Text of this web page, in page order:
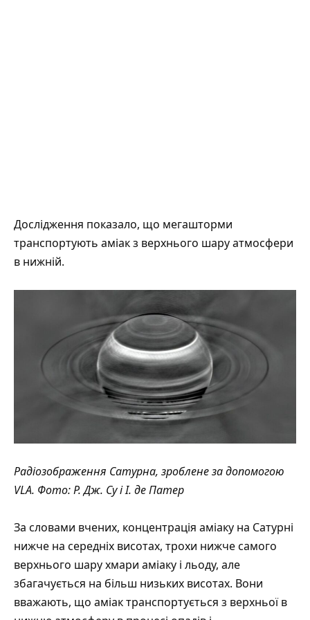
Дослідження показало, що мегашторми
транспортують аміак з верхнього шару атмосфери
в нижній.
Радіозображення Сатурна, зроблене за допомогою
VLA. Фото: Р. Дж. Су і І. де Патер
За словами вчених, концентрація аміаку на Сатурні
нижче на середніх висотах, трохи нижче самого
верхнього шару хмари аміаку і льоду, але
збагачується на більш низьких висотах. Вони
вважають, що аміак транспортується з верхньої в